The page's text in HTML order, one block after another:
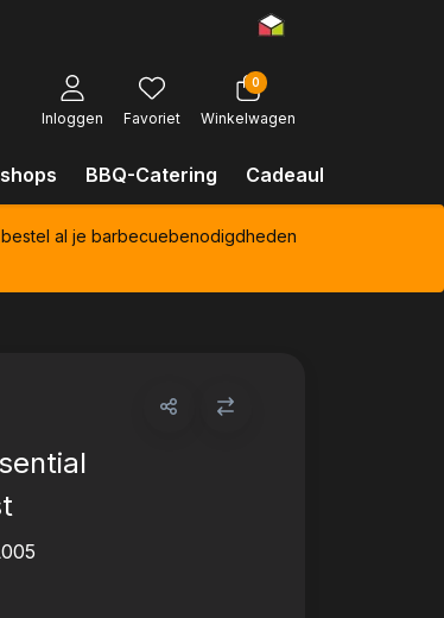
Inloggen Favoriet
0
Winkelwagen
BBQ-Catering Cadeaubonnen
al je barbecuebenodigdheden